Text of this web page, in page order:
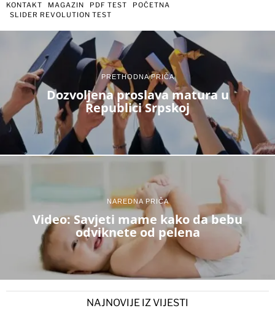
KONTAKT MAGAZIN PDF TEST
POČETNA
SLIDER REVOLUTION TEST
PRETHODNA PRIČA
Dozvoljena proslava matura u
Republici Srpskoj
NAREDNA PRIČA
Video: Savjeti mame kako da bebu
odviknete od pelena
NAJNOVIJE IZ VIJESTI